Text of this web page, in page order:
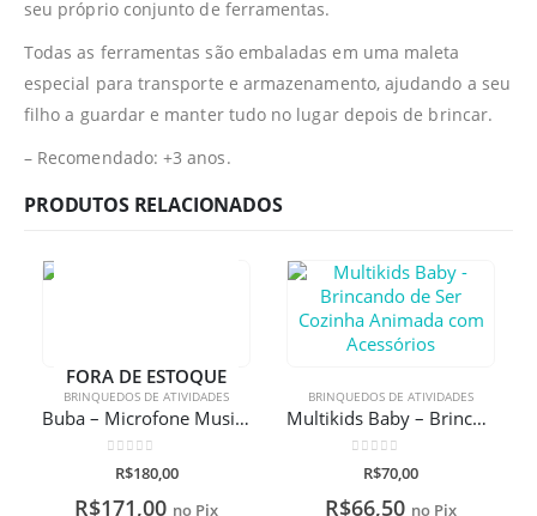
seu próprio conjunto de ferramentas.
Todas as ferramentas são embaladas em uma maleta
especial para transporte e armazenamento, ajudando a seu
filho a guardar e manter tudo no lugar depois de brincar.
– Recomendado: +3 anos.
PRODUTOS RELACIONADOS
FORA DE ESTOQUE
BRINQUEDOS DE ATIVIDADES
Buba – Microfone Musical Canta e Grava
de 5
R$180,00
R$171,00 no Pix
BRINQUEDOS DE ATIVIDADES
Multikids Baby – Brincando de Ser Cozinha Animada com Acessórios
de 5
R$70,00
R$66,50 no Pix